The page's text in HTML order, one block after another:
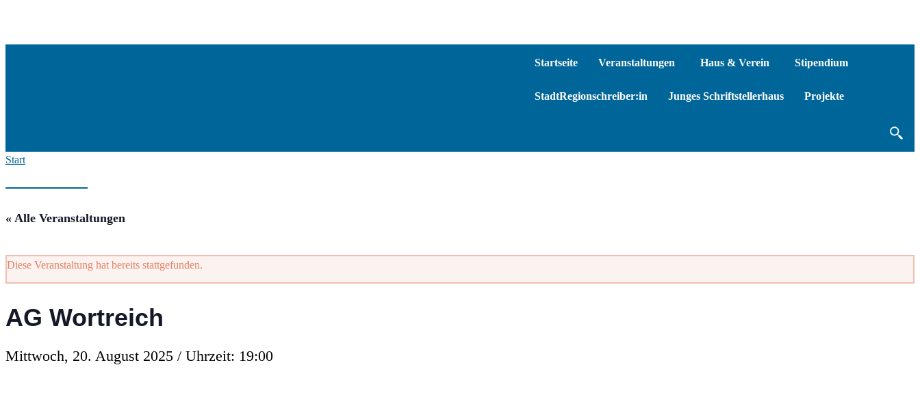
Startseite Veranstaltungen Haus & Verein Stipendium
StadtRegionschreiber:in Junges Schriftstellerhaus Projekte
Start
« Alle Veranstaltungen
Diese Veranstaltung hat bereits stattgefunden.
AG Wortreich
Mittwoch, 20. August 2025 / Uhrzeit: 19:00